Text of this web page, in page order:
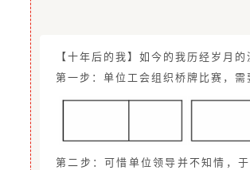
【十年后的我】如今的我历经岁月
第一步：单位工会组织桥牌比赛，
第二步：可惜单位领导并不知情，